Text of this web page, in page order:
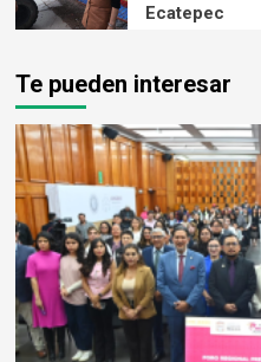
Ecatepec
Te pueden interesar